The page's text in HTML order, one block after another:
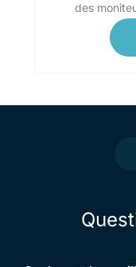
des